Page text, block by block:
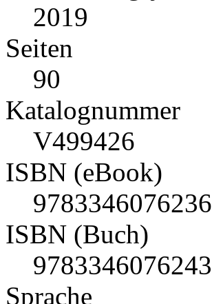
2019
Seiten
90
Katalognummer
V499426
ISBN (eBook)
9783346076236
ISBN (Buch)
9783346076243
Sprache